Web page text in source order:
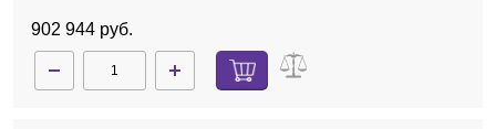
902 944 руб.